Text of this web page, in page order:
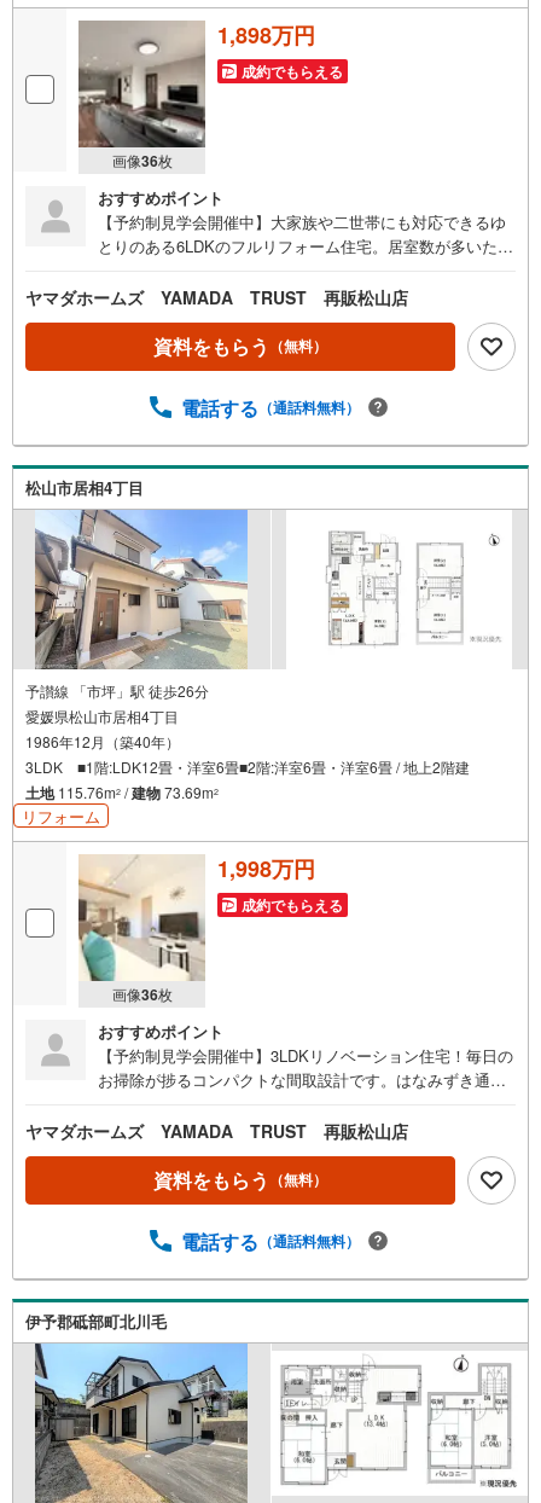
画像36枚
1,898万円
成約でもらえる
おすすめポイント
【予約制見学会開催中】大家族や二世帯にも対応できるゆ
とりのある6LDKのフルリフォーム住宅。居室数が多いため
8.2帖のLDKは家族がゆったりくつろげる開放的な空間で
す。南東向きのお家のため日当たりも良好。さらに、2階の
居室はすべて二面採光のため風通しも良く、どのお部屋も
快適にお使い頂けます。お車は3台駐車可能。家族で車を複
お気軽にお問い合わせください。*当社売主につき仲介手数
ーン・資金計画・火災保険のご案内も当社にお任せ下さ
い！*内窓リフォームのご提案も可能。補助金制度を利用し
て費用を抑制できます（中古住宅の断熱、防音性能が気に
なる方におすすめです）*各税制優遇（住宅ローン、不動産
取得税、登録免許税）控除対象*家具・備品は価格に含まれ
ません
ヤマダホームズ YAMADA TRUST 再販松山店
資料をもらう （無料）
電話する （通話料無料）
松山市居相4丁目
予讃線 「市坪」駅 徒歩26分
愛媛県松山市居相4丁目
1986年12月（築40年）
3LDK ■1階:LDK12畳・洋室6畳■2階:洋室6畳・洋室6畳 / 地上2階建
土地115.76m2 /建物73.69m2
リフォーム
画像36枚
1,998万円
成約でもらえる
おすすめポイント
【予約制見学会開催中】3LDKリノベーション住宅！毎日の
お掃除が捗るコンパクトな間取設計です。はなみずき通り
どの商業施設が近隣に揃っており、将来、車に乗らなくな
っても生活しやすい環境です。国道379号線、松山ICも車で
5分程の距離なので遠出や出張が多い方にもおすすめしたい
物件です。また、南側には隣接したお家が無いので、日当
受付中。皆様からのお問い合わせ、お待ちしております。*
計士と共同考案*住宅ローン・資金計画・火災保険のご案内
も当社にお任せ下さい！*内窓リフォームのご提案も可能。
補助金制度を利用して費用を抑制できます（中古住宅の断
熱、防音性能が気になる方におすすめです）*各税制優遇
（住宅ローン、不動産取得税、登録免許税）控除対象物件*
家具・備品は価格に含まれません
ヤマダホームズ YAMADA TRUST 再販松山店
資料をもらう （無料）
電話する （通話料無料）
伊予郡砥部町北川毛